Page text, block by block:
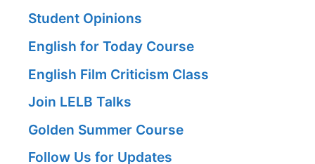
Student Opinions
English for Today Course
English Film Criticism Class
Join LELB Talks
Golden Summer Course
Follow Us for Updates